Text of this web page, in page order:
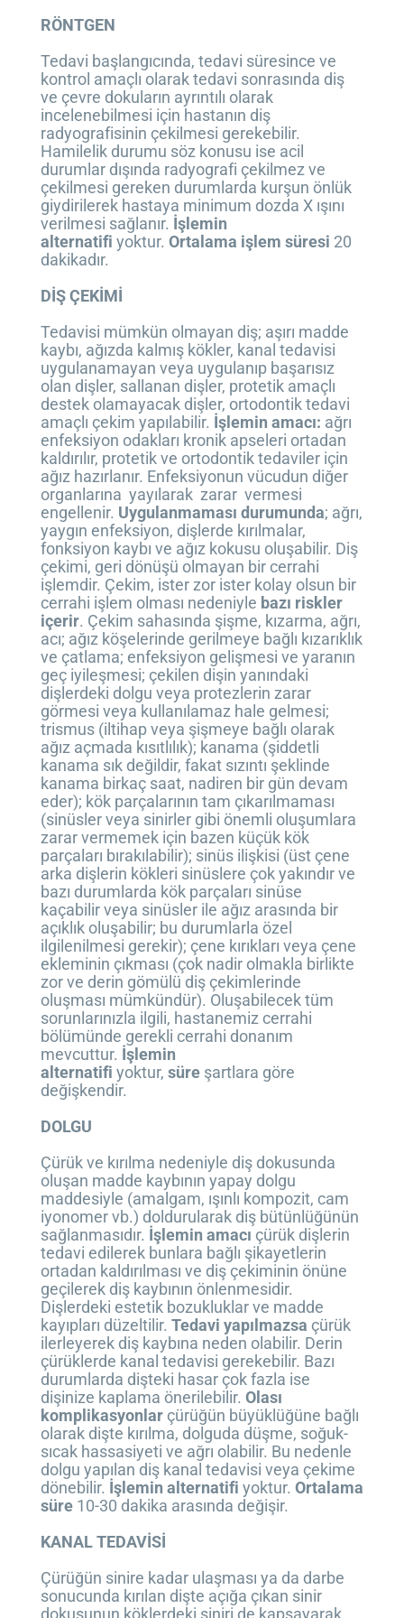
RÖNTGEN
Tedavi başlangıcında, tedavi süresince ve
kontrol amaçlı olarak tedavi sonrasında diş
ve çevre dokuların ayrıntılı olarak
incelenebilmesi için hastanın diş
radyografisinin çekilmesi gerekebilir.
Hamilelik durumu söz konusu ise acil
durumlar dışında radyografi çekilmez ve
çekilmesi gereken durumlarda kurşun önlük
giydirilerek hastaya minimum dozda X ışını
verilmesi sağlanır. İşlemin
alternatifi yoktur. Ortalama işlem süresi 20
dakikadır.
DİŞ ÇEKİMİ
Tedavisi mümkün olmayan diş; aşırı madde
kaybı, ağızda kalmış kökler, kanal tedavisi
uygulanamayan veya uygulanıp başarısız
olan dişler, sallanan dişler, protetik amaçlı
destek olamayacak dişler, ortodontik tedavi
amaçlı çekim yapılabilir. İşlemin amacı: ağrı
enfeksiyon odakları kronik apseleri ortadan
kaldırılır, protetik ve ortodontik tedaviler için
ağız hazırlanır. Enfeksiyonun vücudun diğer
organlarına yayılarak zarar vermesi
engellenir. Uygulanmaması durumunda; ağrı,
yaygın enfeksiyon, dişlerde kırılmalar,
fonksiyon kaybı ve ağız kokusu oluşabilir. Diş
çekimi, geri dönüşü olmayan bir cerrahi
işlemdir. Çekim, ister zor ister kolay olsun bir
cerrahi işlem olması nedeniyle bazı riskler
içerir. Çekim sahasında şişme, kızarma, ağrı,
acı; ağız köşelerinde gerilmeye bağlı kızarıklık
ve çatlama; enfeksiyon gelişmesi ve yaranın
geç iyileşmesi; çekilen dişin yanındaki
dişlerdeki dolgu veya protezlerin zarar
görmesi veya kullanılamaz hale gelmesi;
trismus (iltihap veya şişmeye bağlı olarak
ağız açmada kısıtlılık); kanama (şiddetli
kanama sık değildir, fakat sızıntı şeklinde
kanama birkaç saat, nadiren bir gün devam
eder); kök parçalarının tam çıkarılmaması
(sinüsler veya sinirler gibi önemli oluşumlara
zarar vermemek için bazen küçük kök
parçaları bırakılabilir); sinüs ilişkisi (üst çene
arka dişlerin kökleri sinüslere çok yakındır ve
bazı durumlarda kök parçaları sinüse
kaçabilir veya sinüsler ile ağız arasında bir
açıklık oluşabilir; bu durumlarla özel
ilgilenilmesi gerekir); çene kırıkları veya çene
ekleminin çıkması (çok nadir olmakla birlikte
zor ve derin gömülü diş çekimlerinde
oluşması mümkündür). Oluşabilecek tüm
sorunlarınızla ilgili, hastanemiz cerrahi
bölümünde gerekli cerrahi donanım
mevcuttur. İşlemin
alternatifi yoktur, süreşartlara göre
değişkendir.
DOLGU
Çürük ve kırılma nedeniyle diş dokusunda
oluşan madde kaybının yapay dolgu
maddesiyle (amalgam, ışınlı kompozit, cam
iyonomer vb.) doldurularak diş bütünlüğünün
sağlanmasıdır. İşlemin amacı çürük dişlerin
tedavi edilerek bunlara bağlı şikayetlerin
ortadan kaldırılması ve diş çekiminin önüne
geçilerek diş kaybının önlenmesidir.
Dişlerdeki estetik bozukluklar ve madde
kayıpları düzeltilir. Tedavi yapılmazsa çürük
ilerleyerek diş kaybına neden olabilir. Derin
çürüklerde kanal tedavisi gerekebilir. Bazı
durumlarda dişteki hasar çok fazla ise
dişinize kaplama önerilebilir. Olası
komplikasyonlarçürüğün büyüklüğüne bağlı
olarak dişte kırılma, dolguda düşme, soğuk-
sıcak hassasiyeti ve ağrı olabilir. Bu nedenle
dolgu yapılan diş kanal tedavisi veya çekime
dönebilir. İşlemin alternatifi yoktur. Ortalama
süre10-30 dakika arasında değişir.
KANAL TEDAVİSİ
Çürüğün sinire kadar ulaşması ya da darbe
sonucunda kırılan dişte açığa çıkan sinir
dokusunun köklerdeki siniri de kapsayarak